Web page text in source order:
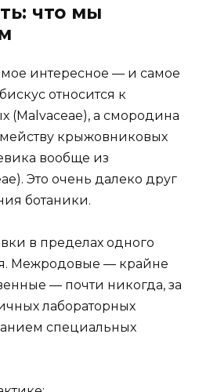
что мы
интересное — и самое
относится к
(Malvaceae), а смородина
крыжовниковых
вообще из
Это очень далеко друг
ботаники.
в пределах одного
Межродовые — крайне
— почти никогда, за
лабораторных
специальных